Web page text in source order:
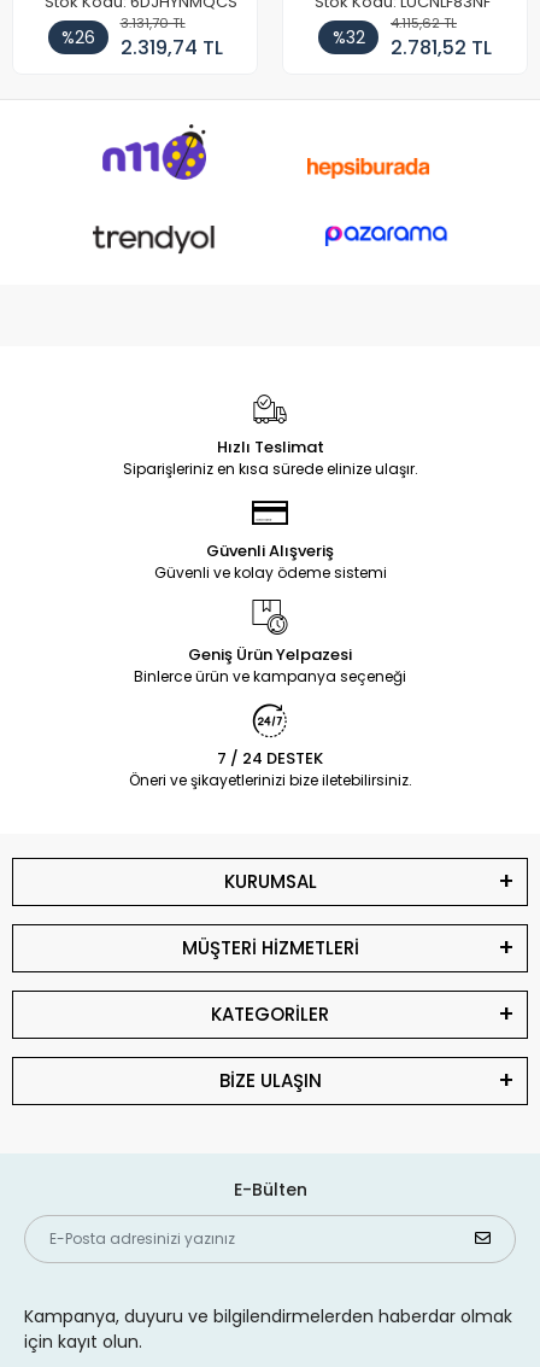
%26
3.131,70 TL
2.319,74 TL %32
4.115,62 TL
2.781,52 TL
Hızlı Teslimat
Siparişleriniz en kısa sürede elinize ulaşır.
Güvenli Alışveriş
Güvenli ve kolay ödeme sistemi
Geniş Ürün Yelpazesi
Binlerce ürün ve kampanya seçeneği
7 / 24 DESTEK
Öneri ve şikayetlerinizi bize iletebilirsiniz.
KURUMSAL
MÜŞTERİ HİZMETLERİ
KATEGORİLER
BİZE ULAŞIN
E-Bülten
Kampanya, duyuru ve bilgilendirmelerden haberdar olmak
için kayıt olun.